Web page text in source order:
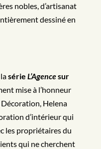
nobles, d’artisanat
dessiné en
série L’Agencesur
mise à l’honneur
Helena
d’intérieur qui
les propriétaires du
qui ne cherchent